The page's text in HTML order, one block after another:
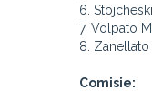
6.
7.
8.
Comisie: